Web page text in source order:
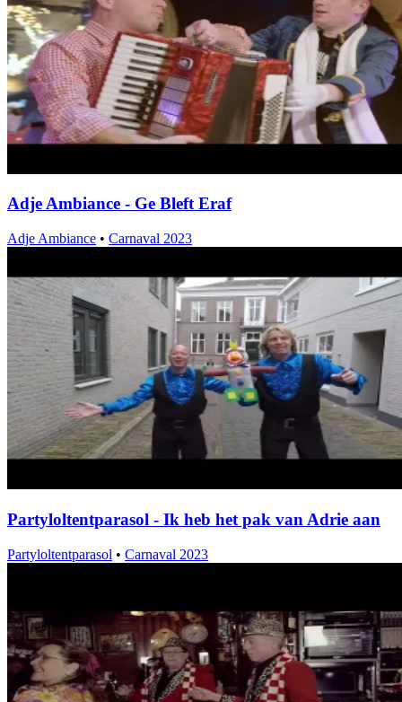
Adje Ambiance - Ge Bleft Eraf
Adje Ambiance • Carnaval 2023
Partyloltentparasol - Ik heb het pak van Adrie aan
Partyloltentparasol • Carnaval 2023